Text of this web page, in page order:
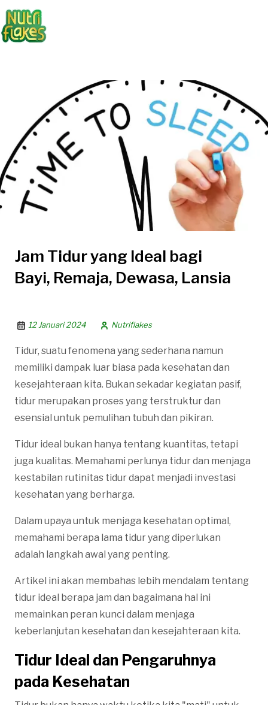
Jam Tidur yang Ideal bagi
Bayi, Remaja, Dewasa, Lansia
12 Januari 2024 Nutriflakes
Tidur, suatu fenomena yang sederhana namun
memiliki dampak luar biasa pada kesehatan dan
kesejahteraan kita. Bukan sekadar kegiatan pasif,
tidur merupakan proses yang terstruktur dan
esensial untuk pemulihan tubuh dan pikiran.
Tidur ideal bukan hanya tentang kuantitas, tetapi
juga kualitas. Memahami perlunya tidur dan menjaga
kestabilan rutinitas tidur dapat menjadi investasi
kesehatan yang berharga.
Dalam upaya untuk menjaga kesehatan optimal,
memahami berapa lama tidur yang diperlukan
adalah langkah awal yang penting.
Artikel ini akan membahas lebih mendalam tentang
tidur ideal berapa jam dan bagaimana hal ini
memainkan peran kunci dalam menjaga
keberlanjutan kesehatan dan kesejahteraan kita.
Tidur Ideal dan Pengaruhnya
pada Kesehatan